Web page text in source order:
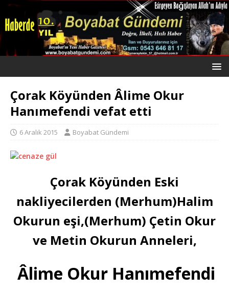
Çorak Köyünden Âlime Okur
Hanımefendi vefat etti
6 Aralık 2015 Boyabat Gündemi
Çorak Köyünden Eski
nakliyecilerden (Merhum)Halim
Okurun eşi,(Merhum) Çetin Okur
ve Metin Okurun Anneleri,
Âlime Okur Hanımefendi